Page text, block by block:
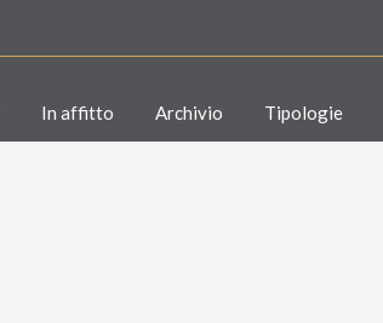
In affitto Archivio Tipologie